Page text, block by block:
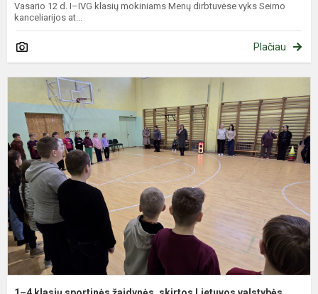
Vasario 12 d. I–IVG klasių mokiniams Menų dirbtuvėse vyks Seimo
kanceliarijos at...
Plačiau